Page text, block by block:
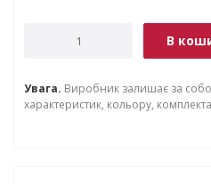
В
Увага. Виробник залишає за
характеристик, кольору,